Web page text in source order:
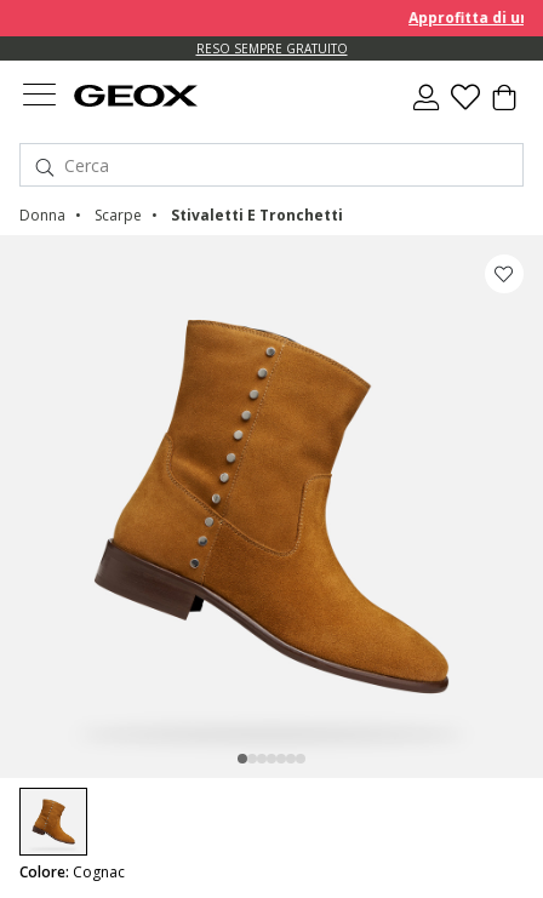
Approfitta di un
RESO SEMPRE GRATUITO
Donna Scarpe Stivaletti E Tronchetti
Colore: Cognac
selected